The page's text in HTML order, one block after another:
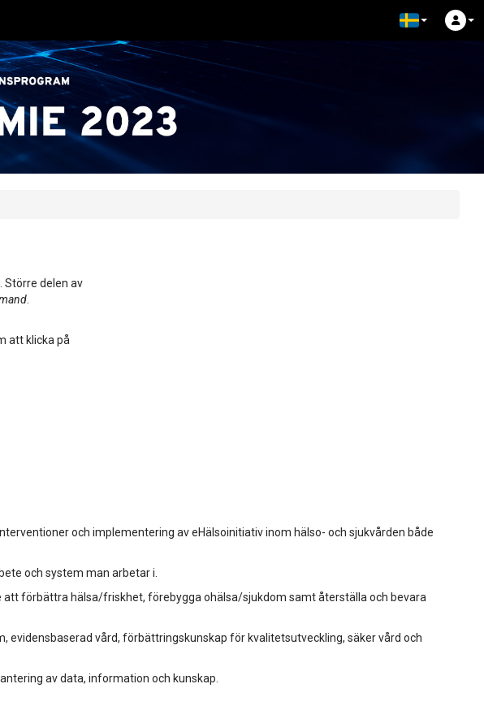
Större delen av
att klicka på
och implementering av eHälsoinitiativ inom hälso- och sjukvården både
och system man arbetar i.
förbättra hälsa/friskhet, förebygga ohälsa/sjukdom samt återställa och bevara
evidensbaserad vård, förbättringskunskap för kvalitetsutveckling, säker vård och
av data, information och kunskap.